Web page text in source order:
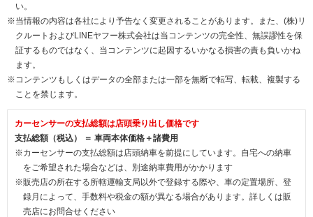
い。
※当情報の内容は各社により予告なく変更されることがあります。また、(株)リ
クルートおよびLINEヤフー株式会社は当コンテンツの完全性、無誤謬性を保
証するものではなく、当コンテンツに起因するいかなる損害の責も負いかね
ます。
※コンテンツもしくはデータの全部または一部を無断で転写、転載、複製する
ことを禁じます。
カーセンサーの支払総額は店頭乗り出し価格です
支払総額（税込） ＝ 車両本体価格＋諸費用
※カーセンサーの支払総額は店頭納車を前提にしています。自宅への納車
をご希望された場合などは、別途納車費用がかかります
※販売店の所在する所轄運輸支局以外で登録する際や、車の定置場所、登
録月によって、手数料や税金の額が異なる場合があります。詳しくは販
売店にお問合せください